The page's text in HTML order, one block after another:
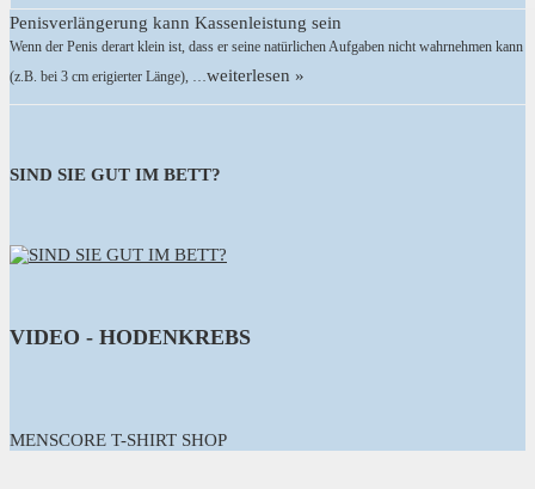
Penisverlängerung kann Kassenleistung sein
Wenn der Penis derart klein ist, dass er seine natürlichen Aufgaben nicht wahrnehmen kann
(z.B. bei 3 cm erigierter Länge), …weiterlesen »
SIND SIE GUT IM BETT?
VIDEO - HODENKREBS
MENSCORE T-SHIRT SHOP